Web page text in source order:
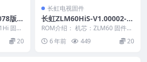
版本
下载固件
请以
20
长虹电视固件
长虹ZLM60HiS-V1.00002-2
0141204版本USB整机软件刷
机固件下载
ROM介绍： 机芯：ZLM60 固件版
本：V1.00002 适用机型：请以机
芯为...6 年前 449 20